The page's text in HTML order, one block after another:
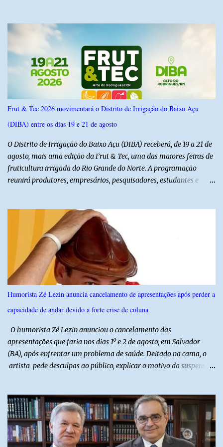
do Norte entre os dias 18 e 22 de junho de 2026. O levantamento
possui margem de erro de 2,5 pontos percentuais e nível de
confiança de 95%. Registro no TSE: RN-09520/2026
Frut & Tec 2026 movimentará o Distrito de Irrigação do Baixo Açu
(DIBA) entre os dias 19 e 21 de agosto
O Distrito de Irrigação do Baixo Açu (DIBA) receberá, de 19 a 21 de
agosto, mais uma edição da Frut & Tec, uma das maiores feiras de
fruticultura irrigada do Rio Grande do Norte. A programação
reunirá produtores, empresários, pesquisadores, estudantes e
instituições e tecnologias voltadas ao setor. Além das atividades
técnicas, a feira contará com programação cultural. No dia 20 de
agosto, o público poderá prestigiar o show de humor com Mução,
seguido de apresentação musical de Vê Barreto. A Frut & Tec
reforça a importância do Distrito de Irrigação do Baixo Açu como
referência na fruticultura irrigada, promovendo conhecimento,
inovação e oportunidades para o desenvolvimento do agronegócio
potiguar. @associacaodiba
Humorista Zé Lezin anuncia cancelamento de apresentações após perder a
capacidade de andar devido a forte crise de coluna
O humorista Zé Lezin anunciou o cancelamento das
apresentações que faria nos dias 1º e 2 de agosto, em Salvador
(BA), após enfrentar um problema de saúde. Deitado na cama, o
artista pede desculpas ao público, explicar o motivo da suspensão
impossível viajar e subir ao palco. O comediante contou que
precisou ser levado a um hospital depois de perder a capacidade
de andar normalmente. “Eu não estou conseguindo nem me
levantar direito da cama. É um processo muito dolorido”, relatou o